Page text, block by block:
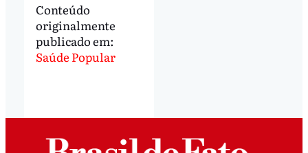
Conteúdo
originalmente
publicado em:
Saúde Popular